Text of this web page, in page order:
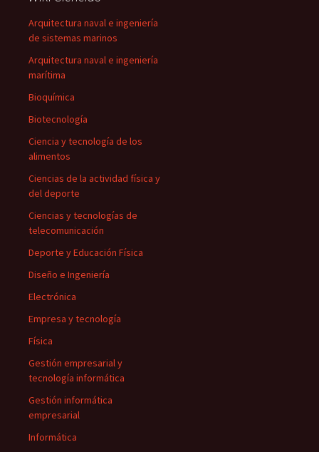
Arquitectura naval e ingeniería
de sistemas marinos
Arquitectura naval e ingeniería
marítima
Bioquímica
Biotecnología
Ciencia y tecnología de los
alimentos
Ciencias de la actividad física y
del deporte
Ciencias y tecnologías de
telecomunicación
Deporte y Educación Física
Diseño e Ingeniería
Electrónica
Empresa y tecnología
Física
Gestión empresarial y
tecnología informática
Gestión informática
empresarial
Informática